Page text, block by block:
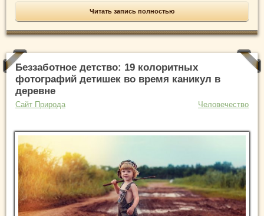
Читать запись полностью
Беззаботное детство: 19 колоритных
фотографий детишек во время каникул в
деревне
Сайт Природа Человечество